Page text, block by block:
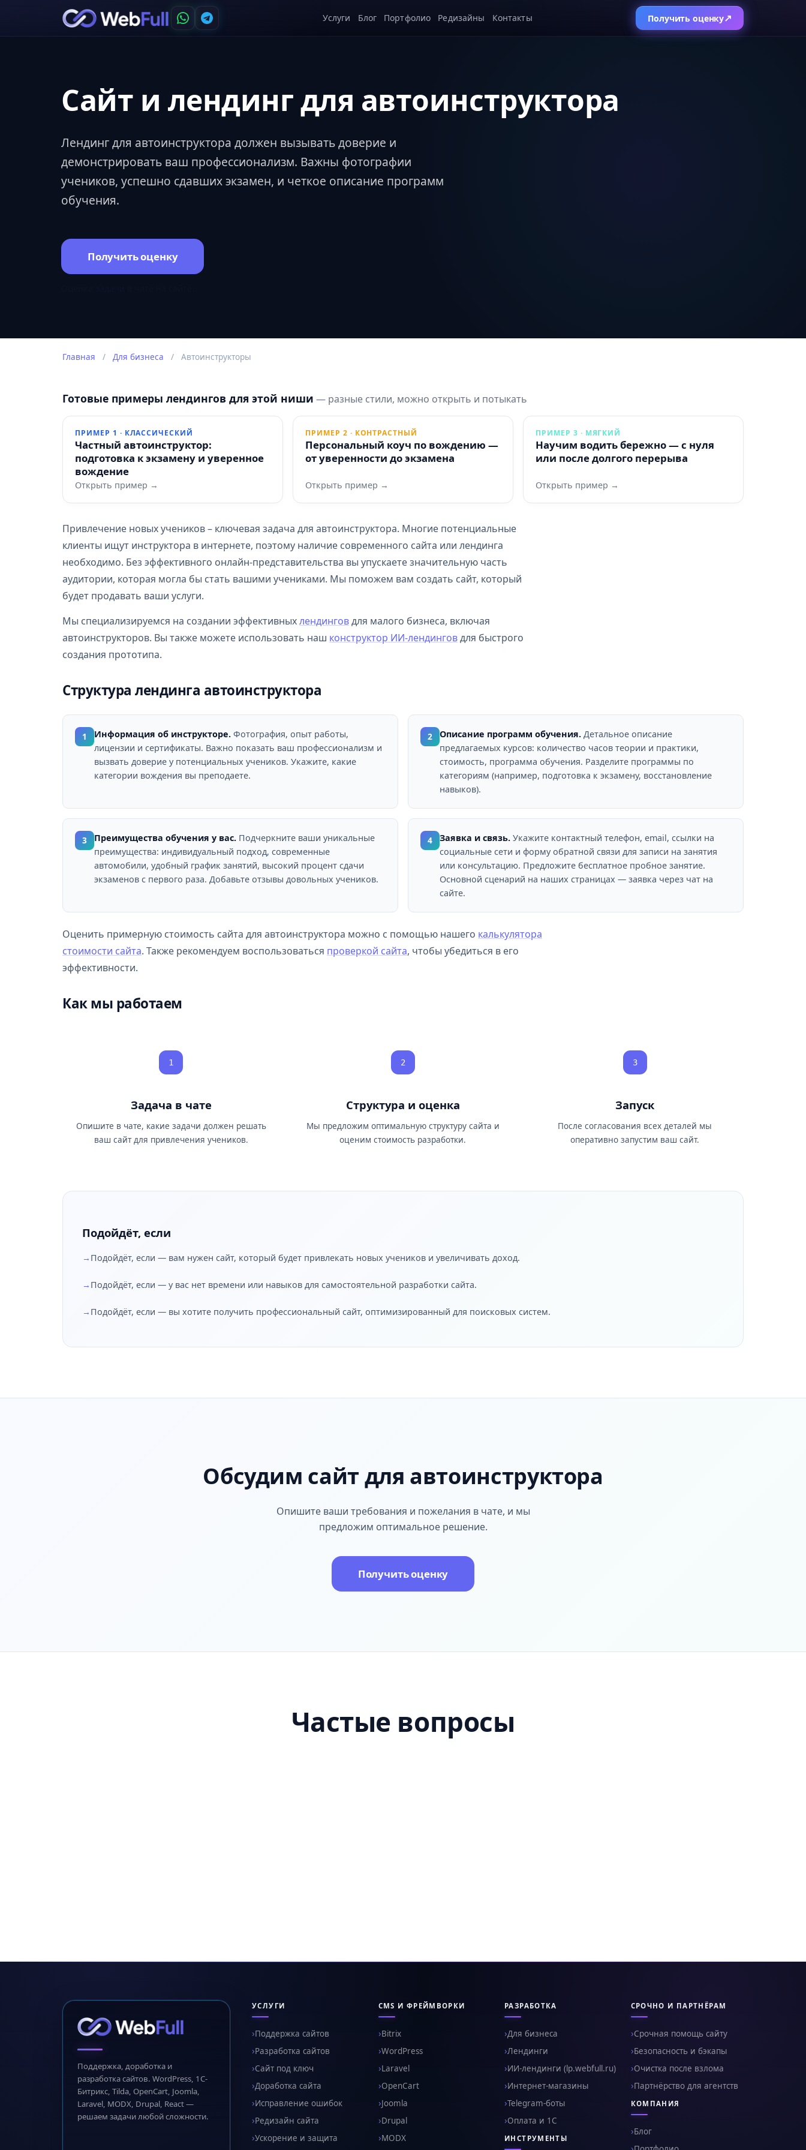
Услуги Блог Портфолио Редизайны Контакты Получить оценку↗
Сайт и лендинг для автоинструктора
Лендинг для автоинструктора должен вызывать доверие и
демонстрировать ваш профессионализм. Важны фотографии
учеников, успешно сдавших экзамен, и четкое описание программ
обучения.
Получить оценку
Главная / Для бизнеса / Автоинструкторы
Готовые примеры лендингов для этой ниши — разные стили, можно открыть и потыкать
ПРИМЕР 1 · КЛАССИЧЕСКИЙ
Частный автоинструктор:
подготовка к экзамену и уверенное
вождение
Открыть пример →
ПРИМЕР 2 · КОНТРАСТНЫЙ
Персональный коуч по вождению —
от уверенности до экзамена
Открыть пример →
ПРИМЕР 3 · МЯГКИЙ
Научим водить бережно — с нуля
или после долгого перерыва
Открыть пример →
Привлечение новых учеников – ключевая задача для автоинструктора. Многие потенциальные
клиенты ищут инструктора в интернете, поэтому наличие современного сайта или лендинга
необходимо. Без эффективного онлайн-представительства вы упускаете значительную часть
аудитории, которая могла бы стать вашими учениками. Мы поможем вам создать сайт, который
будет продавать ваши услуги.
Мы специализируемся на создании эффективныхлендинговдля малого бизнеса, включая
автоинструкторов. Вы также можете использовать наш конструктор ИИ-лендинговдля быстрого
создания прототипа.
Структура лендинга автоинструктора
1 Информация об инструкторе. Фотография, опыт работы,
лицензии и сертификаты. Важно показать ваш профессионализм и
вызвать доверие у потенциальных учеников. Укажите, какие
категории вождения вы преподаете.
2 Описание программ обучения. Детальное описание
предлагаемых курсов: количество часов теории и практики,
стоимость, программа обучения. Разделите программы по
категориям (например, подготовка к экзамену, восстановление
навыков).
3 Преимущества обучения у вас. Подчеркните ваши уникальные
преимущества: индивидуальный подход, современные
автомобили, удобный график занятий, высокий процент сдачи
экзаменов с первого раза. Добавьте отзывы довольных учеников.
4 Заявка и связь. Укажите контактный телефон, email, ссылки на
социальные сети и форму обратной связи для записи на занятия
или консультацию. Предложите бесплатное пробное занятие.
Основной сценарий на наших страницах — заявка через чат на
сайте.
Оценить примерную стоимость сайта для автоинструктора можно с помощью нашего калькулятора
стоимости сайта. Также рекомендуем воспользоваться проверкой сайта, чтобы убедиться в его
эффективности.
Как мы работаем
1
Задача в чате
Опишите в чате, какие задачи должен решать
ваш сайт для привлечения учеников.
2
Структура и оценка
Мы предложим оптимальную структуру сайта и
оценим стоимость разработки.
3
Запуск
После согласования всех деталей мы
оперативно запустим ваш сайт.
Подойдёт, если
Подойдёт, если — вам нужен сайт, который будет привлекать новых учеников и увеличивать доход.
Подойдёт, если — у вас нет времени или навыков для самостоятельной разработки сайта.
Подойдёт, если — вы хотите получить профессиональный сайт, оптимизированный для поисковых систем.
Обсудим сайт для автоинструктора
Опишите ваши требования и пожелания в чате, и мы
предложим оптимальное решение.
Получить оценку
Частые вопросы
Поддержка, доработка и
разработка сайтов. WordPress, 1С-
Битрикс, Tilda, OpenCart, Joomla,
Laravel, MODX, Drupal, React —
решаем задачи любой сложности.
УСЛУГИ
Поддержка сайтов
Разработка сайтов
Сайт под ключ
Доработка сайта
Исправление ошибок
Редизайн сайта
Ускорение и защита
CMS И ФРЕЙМВОРКИ
Bitrix
WordPress
Laravel
OpenCart
Joomla
Drupal
MODX
РАЗРАБОТКА
Для бизнеса
Лендинги
ИИ-лендинги (lp.webfull.ru)
Интернет-магазины
Telegram-боты
Оплата и 1С
ИНСТРУМЕНТЫ
СРОЧНО И ПАРТНЁРАМ
Срочная помощь сайту
Безопасность и бэкапы
Очистка после взлома
Партнёрство для агентств
КОМПАНИЯ
Блог